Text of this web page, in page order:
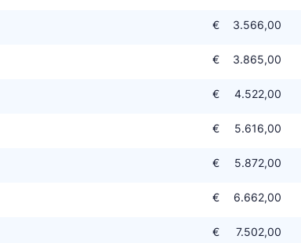
€ 3.566,00
€ 3.865,00
€ 4.522,00
€ 5.616,00
€ 5.872,00
€ 6.662,00
€ 7.502,00